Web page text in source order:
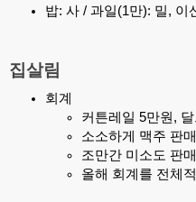
밥: 사 / 과일(1만): 밀, 이
집살림
회계
커튼레일 5만원,
소소하게 맥주 판
조만간 미소도 판
올해 회계를 전체